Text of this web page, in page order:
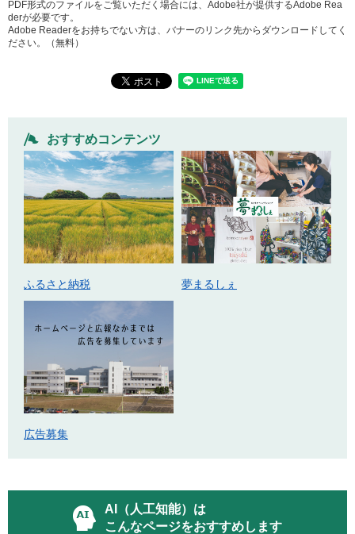
PDF形式のファイルをご覧いただく場合には、Adobe社が提供するAdobe Rea
derが必要です。
Adobe Readerをお持ちでない方は、バナーのリンク先からダウンロードしてく
ださい。（無料）
おすすめコンテンツ
ふるさと納税 夢まるしぇ
広告募集
AI（人工知能）は
こんなページをおすすめします